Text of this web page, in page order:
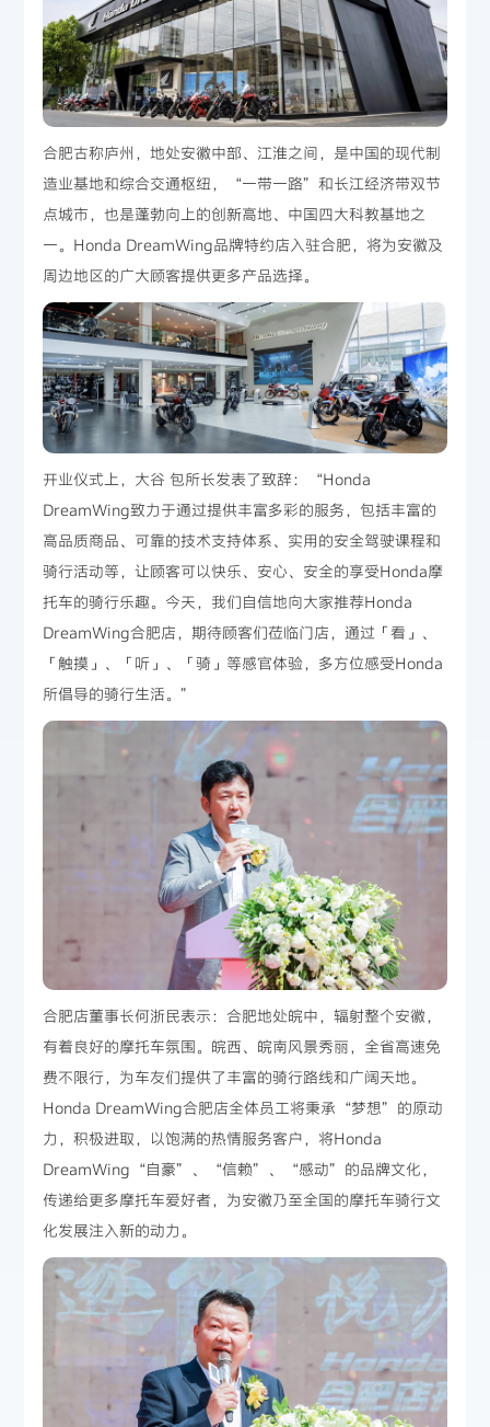
合肥古称庐州，地处安徽中部、江淮之间，是中国的现代制
造业基地和综合交通枢纽，“一带一路”和长江经济带双节
点城市，也是蓬勃向上的创新高地、中国四大科教基地之
一。Honda DreamWing品牌特约店入驻合肥，将为安徽及
周边地区的广大顾客提供更多产品选择。
开业仪式上，大谷 包所长发表了致辞：“Honda
DreamWing致力于通过提供丰富多彩的服务，包括丰富的
高品质商品、可靠的技术支持体系、实用的安全驾驶课程和
骑行活动等，让顾客可以快乐、安心、安全的享受Honda摩
托车的骑行乐趣。今天，我们自信地向大家推荐Honda
DreamWing合肥店，期待顾客们莅临门店，通过「看」、
「触摸」、「听」、「骑」等感官体验，多方位感受Honda
所倡导的骑行生活。”
合肥店董事长何浙民表示：合肥地处皖中，辐射整个安徽，
有着良好的摩托车氛围。皖西、皖南风景秀丽，全省高速免
费不限行，为车友们提供了丰富的骑行路线和广阔天地。
Honda DreamWing合肥店全体员工将秉承“梦想”的原动
力，积极进取，以饱满的热情服务客户，将Honda
DreamWing“自豪”、“信赖”、“感动”的品牌文化，
传递给更多摩托车爱好者，为安徽乃至全国的摩托车骑行文
化发展注入新的动力。